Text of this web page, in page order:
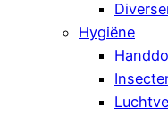
Hygiëne